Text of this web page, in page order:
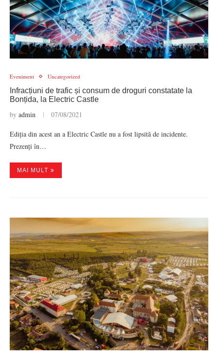
Eveniment Uncategorized
Infracțiuni de trafic și consum de droguri constatate la
Bonțida, la Electric Castle
by admin 07/08/2021
Ediția din acest an a Electric Castle nu a fost lipsită de incidente.
Prezenți în…
MAI MULT